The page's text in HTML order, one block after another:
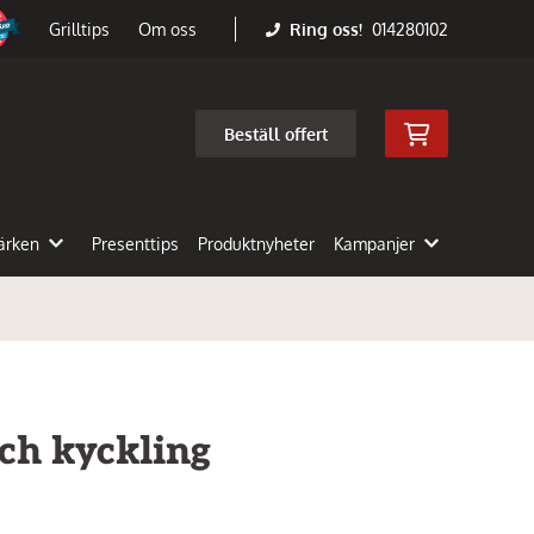
Grilltips Om oss Ring oss! 014280102
Beställ offert
Presenttips Produktnyheter Kampanjer
kyckling